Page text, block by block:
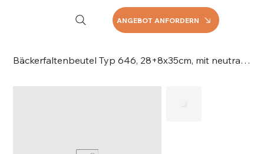
ANGEBOT ANFORDERN
Bäckerfaltenbeutel Typ 646, 28+8x35cm, mit neutralem Druck Kraftpapier, 043-646